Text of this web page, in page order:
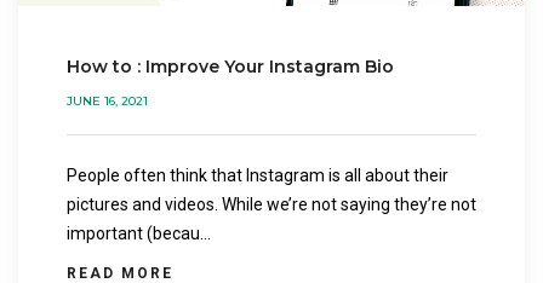
How to : Improve Your Instagram Bio
JUNE 16, 2021
People often think that Instagram is all about their
pictures and videos. While we’re not saying they’re not
important (becau...
READ MORE